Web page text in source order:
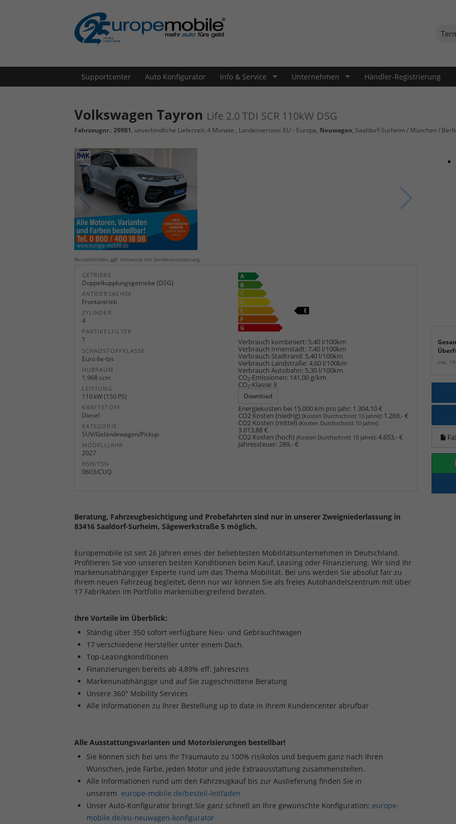
Supportcenter Auto Konfigurator Info & Service Unternehmen Händler-Registrierung
Volkswagen Tayron Life 2.0 TDI SCR 110kW DSG
Fahrzeugnr.: 29981, unverbindliche Lieferzeit: 4 Monate , Landesversion: EU - Europa, Neuwagen, Saaldorf-Surheim / München /
inkl.
Beispielbilder, ggf. teilweise mit Sonderausstattung
GETRIEBE
Doppelkupplungsgetriebe (DSG)
ANTRIEBSACHSE
Frontantrieb
ZYLINDER
4
PARTIKELFILTER
1
SCHADSTOFFKLASSE
Euro 6e-bis
HUBRAUM
1.968 ccm
LEISTUNG
110 kW (150 PS)
KRAFTSTOFF
Diesel
KATEGORIE
SUV/Geländewagen/Pickup
MODELLJAHR
2027
HSN/TSN
0603/CUQ
Verbrauch kombiniert: 5,40 l/100km
Verbrauch Innenstadt:7,40 l/100km
Verbrauch Stadtrand: 5,40 l/100km
Verbrauch Landstraße:4,60 l/100km
Verbrauch Autobahn: 5,30 l/100km
CO2-Emissionen: 141,00 g/km
CO2-Klasse: E
Download
Energiekosten bei 15.000 km pro Jahr: 1.304,10 €
CO2 Kosten (niedrig)(Kosten Durchschnitt 10 Jahre): 1.269,- €
CO2 Kosten (mittel)(Kosten Durchschnitt 10 Jahre):
3.013,88 €
CO2 Kosten (hoch)(Kosten Durchschnitt 10 Jahre):4.653,- €
Jahressteuer:289,- €
Beratung, Fahrzeugbesichtigung und Probefahrten sind nur in unserer Zweigniederlassung in
83416 Saaldorf-Surheim, Sägewerkstraße 5 möglich.
Europemobile ist seit 26 Jahren eines der beliebtesten Mobilitätsunternehmen in Deutschland.
Profitieren Sie von unseren besten Konditionen beim Kauf, Leasing oder Finanzierung. Wir sind Ihr
markenunabhängiger Experte rund um das Thema Mobilität. Bei uns werden Sie absolut fair zu
Ihrem neuen Fahrzeug begleitet, denn nur wir können Sie als freies Autohandelszentrum mit über
17 Fabrikaten im Portfolio markenübergreifend beraten.
Ihre Vorteile im Überblick:
Ständig über 350 sofort verfügbare Neu- und Gebrauchtwagen
17 verschiedene Hersteller unter einem Dach.
Top-Leasingkonditionen
Finanzierungen bereits ab 4,89% eff. Jahreszins
Markenunabhängige und auf Sie zugeschnittene Beratung
Unsere 360° Mobility Services
Alle Informationen zu Ihrer Bestellung up to date in Ihrem Kundencenter abrufbar
Alle Ausstattungsvarianten und Motorisierungen bestellbar!
Sie können sich bei uns Ihr Traumauto zu 100% risikolos und bequem ganz nach Ihren
Wünschen, jede Farbe, jeden Motor und jede Extraausstattung zusammenstellen.
Alle Informationen rund um den Fahrzeugkauf bis zur Auslieferung finden Sie in
unserem europe-mobile.de/bestell-leitfaden
Unser Auto-Konfigurator bringt Sie ganz schnell an Ihre gewünschte Konfiguration: europe-
mobile.de/eu-neuwagen-konfigurator